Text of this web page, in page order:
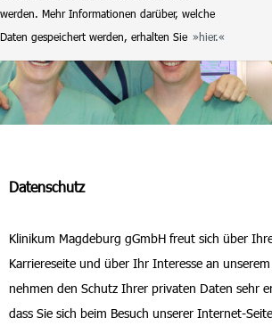
werden. Mehr Informationen darüber, welche
Daten gespeichert werden, erhalten Sie
hier.
Datenschutz
Klinikum Magdeburg gGmbH freut sich über
Karriereseite und über Ihr Interesse an
nehmen den Schutz Ihrer privaten Daten sehr
dass Sie sich beim Besuch unserer Internet-